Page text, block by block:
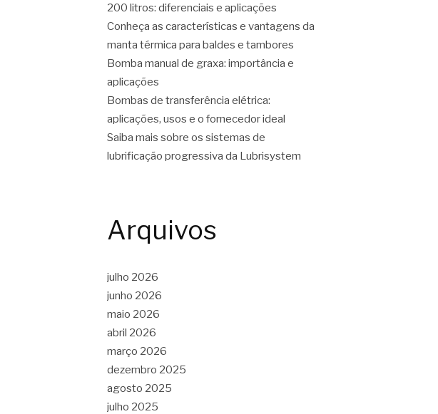
200 litros: diferenciais e aplicações
Conheça as características e vantagens da
manta térmica para baldes e tambores
Bomba manual de graxa: importância e
aplicações
Bombas de transferência elétrica:
aplicações, usos e o fornecedor ideal
Saiba mais sobre os sistemas de
lubrificação progressiva da Lubrisystem
Arquivos
julho 2026
junho 2026
maio 2026
abril 2026
março 2026
dezembro 2025
agosto 2025
julho 2025